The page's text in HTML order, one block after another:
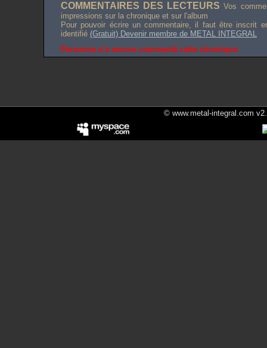
COMMENTAIRES DES LECTEURS Vos
impressions sur la chronique et sur l'album
Pour pouvoir écrire un commentaire, il faut être inscrit
identifié (Gratuit) Devenir membre de METAL INTEGRAL
Personne n'a encore commenté cette chronique.
© www.metal-integral.com